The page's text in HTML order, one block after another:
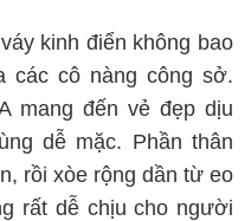
kinh điển không bao
các cô nàng công sở.
mang đến vẻ đẹp dịu
dễ mặc. Phần thân
rồi xòe rộng dần từ eo
rất dễ chịu cho người